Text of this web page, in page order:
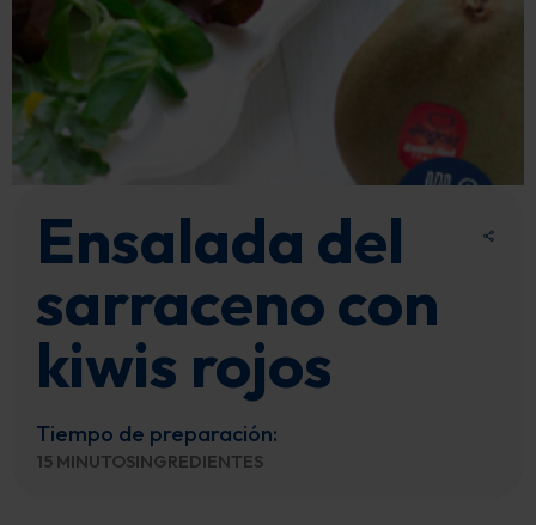
Ensalada del
sarraceno con
kiwis rojos
Tiempo de preparación:
15 MINUTOSINGREDIENTES